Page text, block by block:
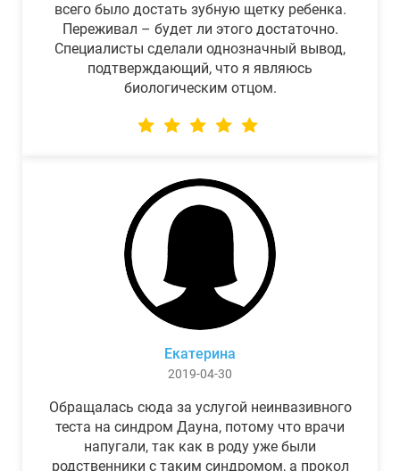
всего было достать зубную щетку ребенка.
Переживал – будет ли этого достаточно.
Специалисты сделали однозначный вывод,
подтверждающий, что я являюсь
биологическим отцом.
Екатерина
2019-04-30
Обращалась сюда за услугой неинвазивного
теста на синдром Дауна, потому что врачи
напугали, так как в роду уже были
родственники с таким синдромом, а прокол